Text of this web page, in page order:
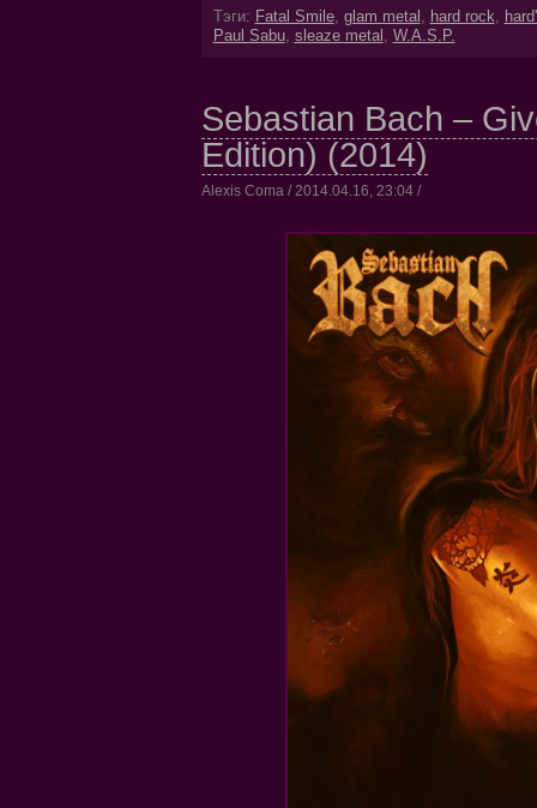
Тэги: Fatal Smile, glam metal hard rock
Paul Sabu, sleaze metal W.A.S.P.
Sebastian Bach –
Edition) (2014)
Alexis Coma / 2014.04.16, 23:04 /